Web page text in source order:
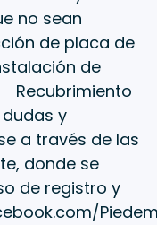
no sean
de placa de
de
y
a través de las
donde se
de registro y